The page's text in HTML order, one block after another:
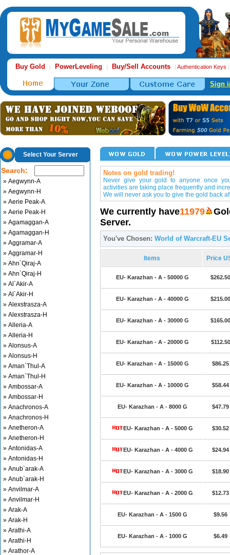
Buy Gold | PowerLeveling | Buy/Sell Accounts | Authentication Keys
Sign
Select Your Server
Search:
» Aegwynn-A
» Aegwynn-H
» Aerie Peak-A
» Aerie Peak-H
» Agamaggan-A
» Agamaggan-H
» Aggramar-A
» Aggramar-H
» Ahn`Qiraj-A
» Ahn`Qiraj-H
» Al`Akir-A
» Al`Akir-H
» Alexstrasza-A
» Alexstrasza-H
» Alleria-A
» Alleria-H
» Alonsus-A
» Alonsus-H
» Aman`Thul-A
» Aman`Thul-H
» Ambossar-A
» Ambossar-H
» Anachronos-A
» Anachronos-H
» Anetheron-A
» Anetheron-H
» Antonidas-A
» Antonidas-H
» Anub`arak-A
» Anub`arak-H
» Anvilmar-A
» Anvilmar-H
» Arak-A
» Arak-H
» Arathi-A
» Arathi-H
» Arathor-A
Notes on gold trading!
Never give your gold to anyone once
activities are taking place frequently and
We will never ask you to give the gold back
We currently have11979
Server.
You've Chosen: World of Warcraft-EU
Items Price
EU- Karazhan - A - 50000 G $262.50
EU- Karazhan - A - 40000 G $215.00
EU- Karazhan - A - 30000 G $165.00
EU- Karazhan - A - 20000 G $112.50
EU- Karazhan - A - 15000 G $86.25
EU- Karazhan - A - 10000 G $58.44
EU- Karazhan - A - 8000 G $47.79
EU- Karazhan - A - 5000 G $30.52
EU- Karazhan - A - 4000 G $24.94
EU- Karazhan - A - 3000 G $18.90
EU- Karazhan - A - 2000 G $12.73
EU- Karazhan - A - 1500 G $9.56
EU- Karazhan - A - 1000 G $6.49